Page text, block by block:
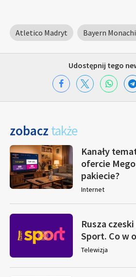
Atletico Madryt Bayern
Udostępnij tego
zobacz także
Kanały
ofercie
pakiecie?
Internet
Rusza
Sport. Co w
Telewizja